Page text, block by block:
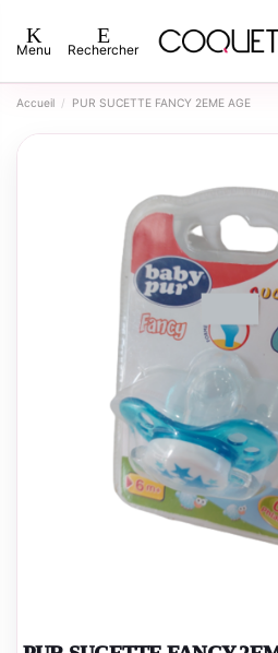
Menu Rechercher
Accueil PUR SUCETTE FANCY 2EME AGE